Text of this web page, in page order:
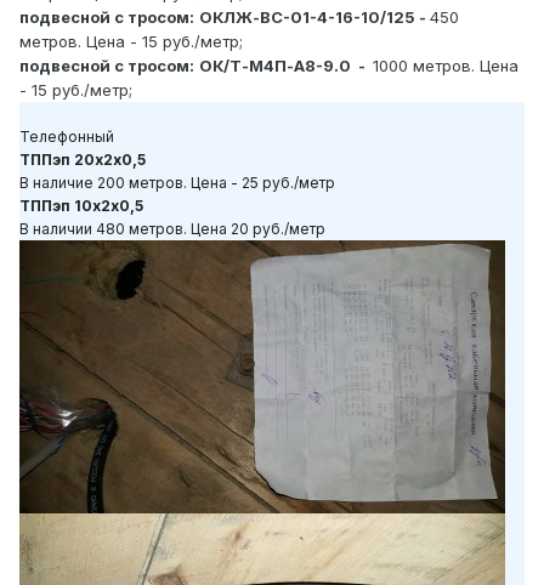
подвесной с тросом: ОКЛЖ-ВС-01-4-16-10/125 - 450
метров. Цена - 15 руб./метр;
подвесной с тросом: ОК/Т-М4П-А8-9.0 - 1000 метров. Цена
- 15 руб./метр;
Телефонный
ТППэп 20х2х0,5
В наличие 200 метров. Цена - 25 руб./метр
ТППэп 10х2х0,5
В наличии 480 метров. Цена 20 руб./метр